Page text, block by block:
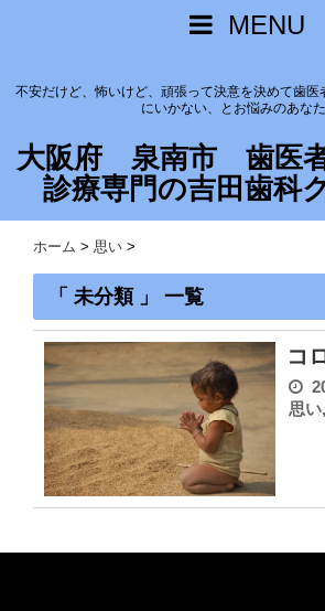
MENU
不安だけど、怖いけど、頑張って決意を決めて歯医
にいかない、とお悩みのあなた
大阪府 泉南市 歯医
診療専門の吉田歯科
ホーム > 思い >
「 未分類 」 一覧
コ
思い,